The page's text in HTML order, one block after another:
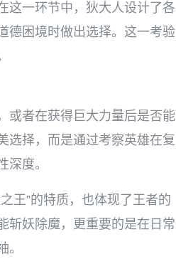
这一环节中，狄大人设计了各
德困境时做出选择。这一考验
或者在获得巨大力量后是否能
选择，而是通过考察英雄在复
度。
王”的特质，也体现了王者的
斩妖除魔，更重要的是在日常